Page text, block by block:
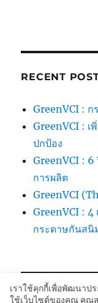
RECENT
GreenVCI :
GreenVCI : เ
ปกป้อง
GreenVCI :
การผลิต
GreenVCI
GreenVCI : 4
กระดาษกันสนิ
เราใช้คุกกี้เพื่อพัฒนาป
ใช้เว็บไซต์ของคุณ คุณ